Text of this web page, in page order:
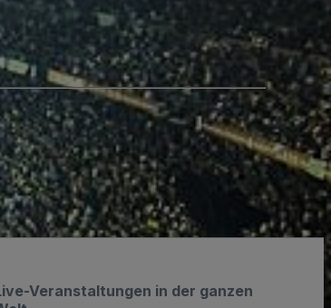
Veranstaltungen in der ganzen